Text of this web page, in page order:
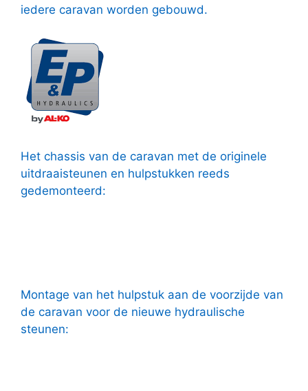
iedere caravan worden gebouwd.
Het chassis van de caravan met de originele
uitdraaisteunen en hulpstukken reeds
gedemonteerd:
Montage van het hulpstuk aan de voorzijde van
de caravan voor de nieuwe hydraulische
steunen: